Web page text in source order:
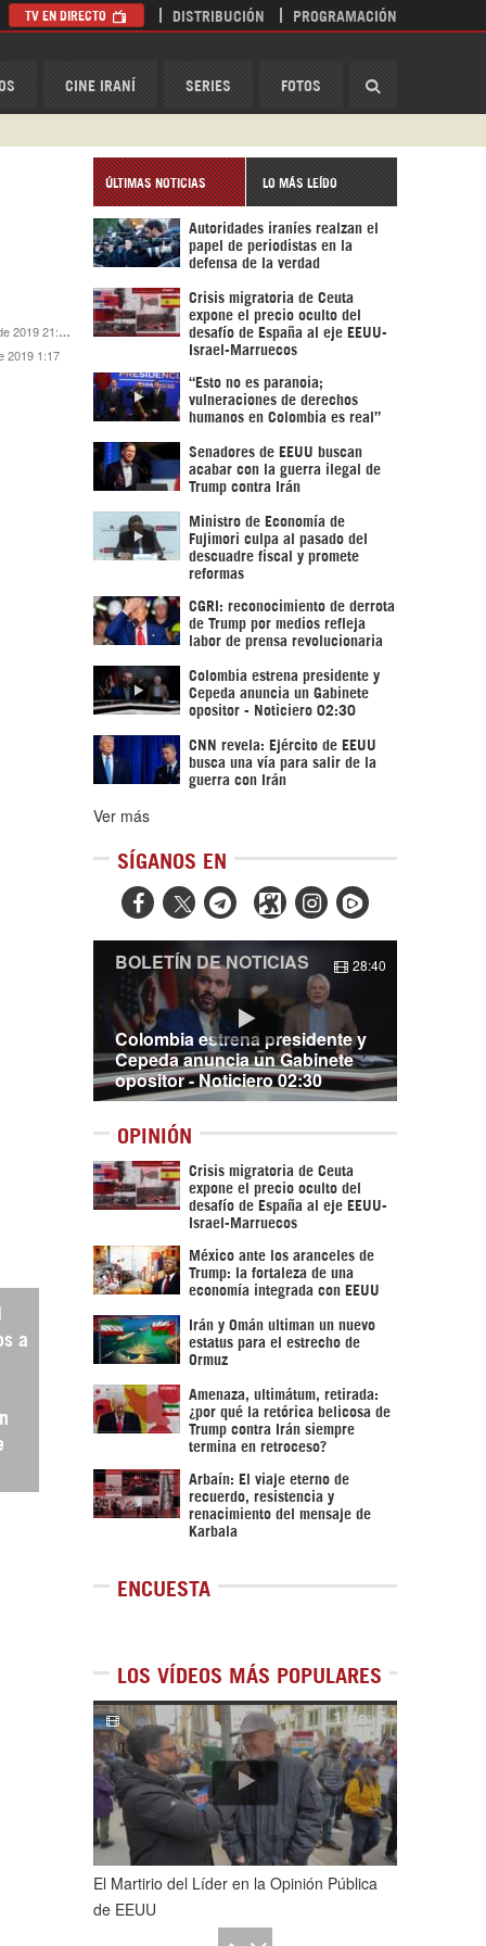
CINE IRANÍ SERIES FOTOS
TV EN DIRECTO DISTRIBUCIÓN PROGRAMACIÓN
21:25
2019 1:17
a
ÚLTIMAS NOTICIAS LO MÁS LEÍDO
Autoridades iraníes realzan el
papel de periodistas en la
defensa de la verdad
Crisis migratoria de Ceuta
expone el precio oculto del
desafío de España al eje EEUU-
Israel-Marruecos
“Esto no es paranoia;
vulneraciones de derechos
humanos en Colombia es real”
Senadores de EEUU buscan
acabar con la guerra ilegal de
Trump contra Irán
Ministro de Economía de
Fujimori culpa al pasado del
descuadre fiscal y promete
reformas
CGRI: reconocimiento de derrota
de Trump por medios refleja
labor de prensa revolucionaria
Colombia estrena presidente y
Cepeda anuncia un Gabinete
opositor - Noticiero 02:30
CNN revela: Ejército de EEUU
busca una vía para salir de la
guerra con Irán
Ver más
SÍGANOS EN
  
Colombia estrena presidente y
Cepeda anuncia un Gabinete
opositor - Noticiero 02:30
BOLETÍN DE NOTICIAS 28:40
OPINIÓN
Crisis migratoria de Ceuta
expone el precio oculto del
desafío de España al eje EEUU-
Israel-Marruecos
México ante los aranceles de
Trump: la fortaleza de una
economía integrada con EEUU
Irán y Omán ultiman un nuevo
estatus para el estrecho de
Ormuz
Amenaza, ultimátum, retirada:
¿por qué la retórica belicosa de
Trump contra Irán siempre
termina en retroceso?
Arbaín: El viaje eterno de
recuerdo, resistencia y
renacimiento del mensaje de
Karbala
ENCUESTA
LOS VÍDEOS MÁS POPULARES
1de5
El Martirio del Líder en la Opinión Pública
de EEUU